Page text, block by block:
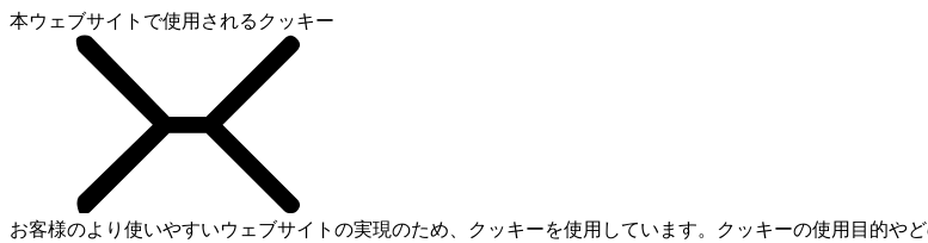
本ウェブサイトで使用されるクッキー
お客様のより使いやすいウェブサイトの実現のため、クッキーを使用しています。クッキーの使用目的や